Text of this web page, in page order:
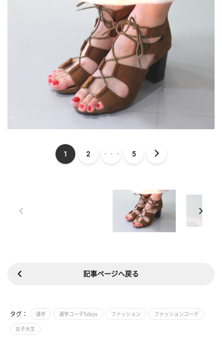
1 2 ・・・ 5
記事ページへ戻る
タグ： 通学 通学コーデ5days ファッション ファッションコーデ
女子大生